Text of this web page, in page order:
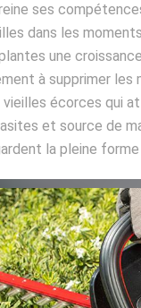
ses
dans les
une
à supprimer les
vieilles écorces qui
et source de
la pleine forme